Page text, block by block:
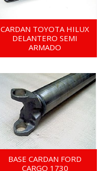
CARDAN TOYOTA HILUX
DELANTERO SEMI
ARMADO
BASE CARDAN FORD
CARGO 1730